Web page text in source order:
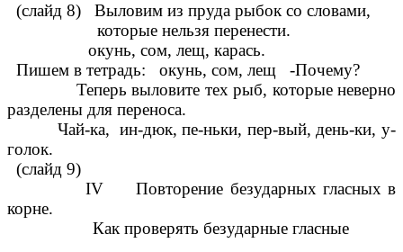
(слайд 8)
Выловим из пруда рыбок со словами,
которые нельзя перенести.
окунь, сом, лещ, карась.
Пишем в тетрадь: окунь, сом, лещ -Почему?
Теперь выловите тех рыб, которые неверно
разделены для переноса.
Чай-ка, ин-дюк, пе-ньки, пер-вый, день-ки, у-
голок.
(слайд 9)
IV Повторение безударных гласных в
корне.
Как проверять безударные гласные